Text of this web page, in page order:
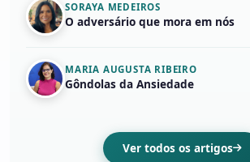
SORAYA MEDEIROS
O adversário que mora em nós
MARIA AUGUSTA RIBEIRO
Gôndolas da Ansiedade
Ver todos os artigos